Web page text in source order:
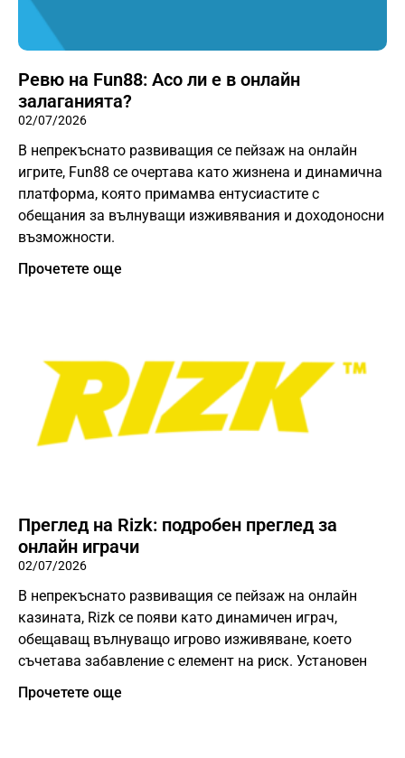
Ревю на Fun88: Асо ли е в онлайн
залаганията?
02/07/2026
В непрекъснато развиващия се пейзаж на онлайн
игрите, Fun88 се очертава като жизнена и динамична
платформа, която примамва ентусиастите с
обещания за вълнуващи изживявания и доходоносни
възможности.
Прочетете още
Преглед на Rizk: подробен преглед за
онлайн играчи
02/07/2026
В непрекъснато развиващия се пейзаж на онлайн
казината, Rizk се появи като динамичен играч,
обещаващ вълнуващо игрово изживяване, което
съчетава забавление с елемент на риск. Установен
Прочетете още